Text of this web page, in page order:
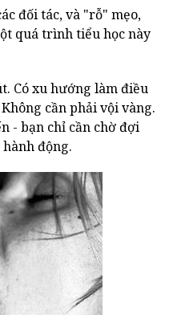
đối tác, và "rỗ" mẹo,
quá trình tiểu học này
Có xu hướng làm điều
cần phải vội vàng.
- bạn chỉ cần chờ đợi
động.